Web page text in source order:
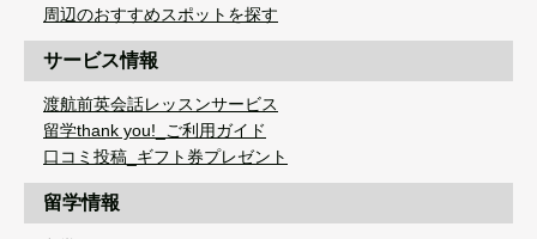
周辺のおすすめスポットを探す
サービス情報
渡航前英会話レッスンサービス
留学thank you!_ご利用ガイド
口コミ投稿_ギフト券プレゼント
留学情報